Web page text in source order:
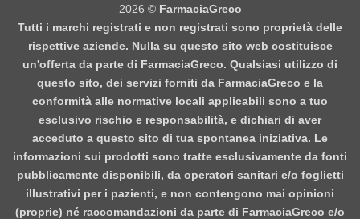
2026 © FarmaciaGreco
Tutti i marchi registrati e non registrati sono proprietà delle
rispettive aziende. Nulla su questo sito web costituisce
un'offerta da parte di FarmaciaGreco. Qualsiasi utilizzo di
questo sito, dei servizi forniti da FarmaciaGreco e la
conformità alle normative locali applicabili sono a tuo
esclusivo rischio e responsabilità, e dichiari di aver
acceduto a questo sito di tua spontanea iniziativa. Le
informazioni sui prodotti sono tratte esclusivamente da fonti
pubblicamente disponibili, da operatori sanitari e/o foglietti
illustrativi per i pazienti, e non contengono mai opinioni
(proprie) né raccomandazioni da parte di FarmaciaGreco e/o